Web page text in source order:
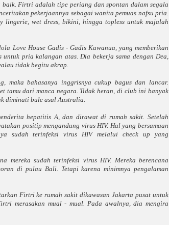
Firtri adalah tipe periang dan spontan dalam segala
pekerjaannya sebagai wanita pemuas nafsu pria.
lingerie, wet dress, bikini, hingga topless untuk majalah
Love House Gadis - Gadis Kawanua, yang memberikan
pria kalangan atas. Dia bekerja sama dengan Dea,
tidak begitu akrap.
maka bahasanya inggrisnya cukup bagus dan lancar.
tamu dari manca negara. Tidak heran, di club ini banyak
diminati bule asal Australia.
hepatitis A, dan dirawat di rumah sakit. Setelah
positip mengandung virus HIV. Hal yang bersamaan
sudah terinfeksi virus HIV melalui check up yang
mereka sudah terinfeksi virus HIV. Mereka berencana
di pulau Bali. Tetapi karena minimnya pengalaman
Firtri ke rumah sakit dikawasan Jakarta pusat untuk
merasakan mual - mual. Pada awalnya, dia mengira